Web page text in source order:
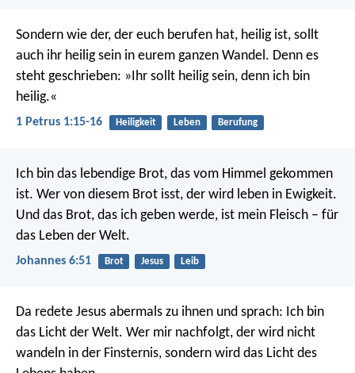
Sondern wie der, der euch berufen hat, heilig ist, sollt
auch ihr heilig sein in eurem ganzen Wandel. Denn es
steht geschrieben: »Ihr sollt heilig sein, denn ich bin
heilig.«
1 Petrus 1:15-16 Heiligkeit Leben Berufung
Ich bin das lebendige Brot, das vom Himmel gekommen
ist. Wer von diesem Brot isst, der wird leben in Ewigkeit.
Und das Brot, das ich geben werde, ist mein Fleisch – für
das Leben der Welt.
Johannes 6:51 Brot Jesus Leib
Da redete Jesus abermals zu ihnen und sprach: Ich bin
das Licht der Welt. Wer mir nachfolgt, der wird nicht
wandeln in der Finsternis, sondern wird das Licht des